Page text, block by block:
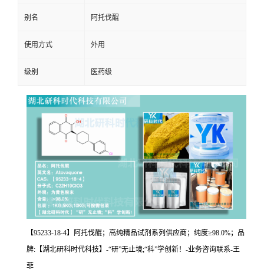
别名 阿托伐醌
使用方式 外用
级别 医药级
【95233-18-4】阿托伐醌；高纯精品试剂系列供应商；纯度≥98.0%；品
牌:【湖北研科时代科技】-“研”无止境;“科”学创新！-业务咨询联系-王
菲